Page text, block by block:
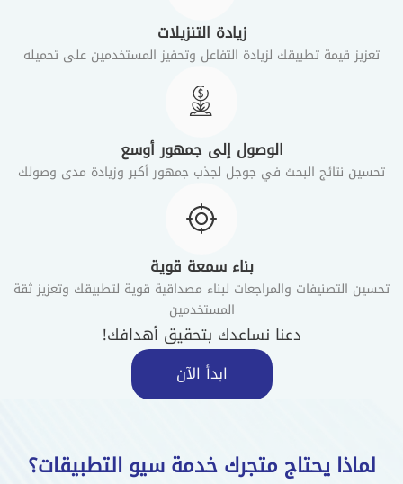
زيادة التنزيلات
تعزيز قيمة تطبيقك لزيادة التفاعل وتحفيز المستخدمين على تحميله
الوصول إلى جمهور أوسع
تحسين نتائج البحث في جوجل لجذب جمهور أكبر وزيادة مدى وصولك
بناء سمعة قوية
تحسين التصنيفات والمراجعات لبناء مصداقية قوية لتطبيقك وتعزيز ثقة
المستخدمين
دعنا نساعدك بتحقيق أهدافك!
ابدأ الآن
لماذا يحتاج متجرك خدمة سيو التطبيقات؟